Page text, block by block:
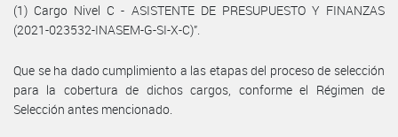
(1) Cargo Nivel C - ASISTENTE DE PRESUPUESTO Y FINANZAS
(2021-023532-INASEM-G-SI-X-C)”.
Que se ha dado cumplimiento a las etapas del proceso de selección
para la cobertura de dichos cargos, conforme el Régimen de
Selección antes mencionado.